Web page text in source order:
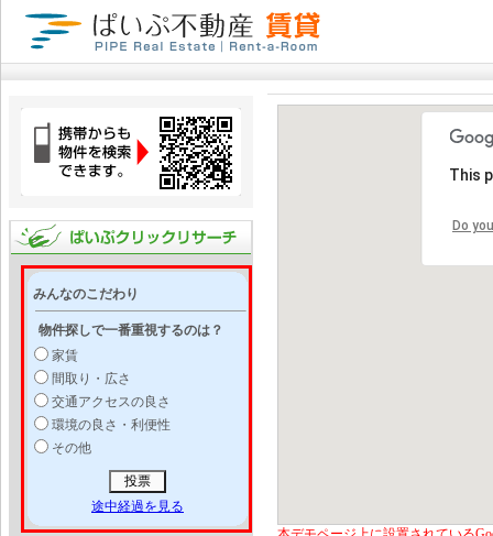
みんなのこだわり
物件探しで一番重視するのは？
家賃
間取り・広さ
交通アクセスの良さ
環境の良さ・利便性
その他
途中経過を見る
This
Do